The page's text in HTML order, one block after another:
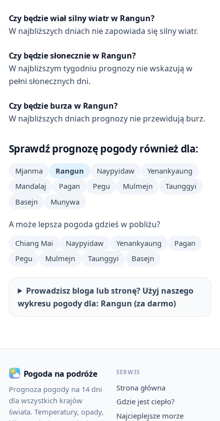
Czy będzie wiał silny wiatr w Rangun?
W najbliższych dniach nie zapowiada się silny wiatr.
Czy będzie słonecznie w Rangun?
W najbliższym tygodniu prognozy nie wskazują w
pełni słonecznych dni.
Czy będzie burza w Rangun?
W najbliższych dniach prognozy nie przewidują burz.
Sprawdź prognozę pogody również dla:
Mjanma Rangun Naypyidaw
Yenankyaung
Mandalaj
Pagan Pegu Mulmejn
Taunggyi
Basejn
Munywa
A może lepsza pogoda gdzieś w pobliżu?
Chiang Mai Naypyidaw Yenankyaung
Pagan
Pegu
Mulmejn Taunggyi Basejn
Prowadzisz bloga lub stronę? Użyj naszego
wykresu pogody dla: Rangun (za darmo)
Pogoda na podróże
Prognoza pogody na 14 dni
dla wszystkich krajów
świata. Temperatury, opady,
SERWIS
Strona główna
Gdzie jest ciepło?
Najcieplejsze morze